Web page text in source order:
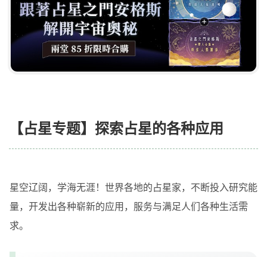
【占星专题】探索占星的各种应用
星空辽阔，学海无涯！世界各地的占星家，不断投入研究能
量，开发出各种崭新的应用，服务与满足人们各种生活需
求。